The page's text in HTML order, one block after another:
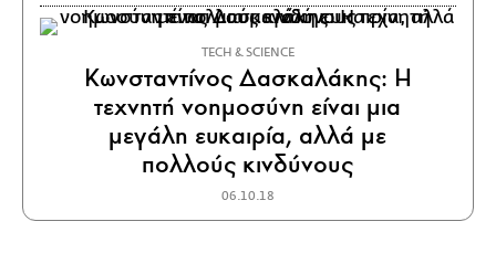
ΤECH & SCIENCE
Κωνσταντίνος Δασκαλάκης: Η
τεχνητή νοημοσύνη είναι μια
μεγάλη ευκαιρία, αλλά με
πολλούς κινδύνους
06.10.18